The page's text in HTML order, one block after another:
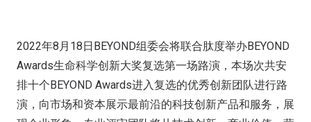
2022年8月18日BEYOND组委会将联合肽度举办BEYOND
Awards生命科学创新大奖复选第一场路演，本场次共安
排十个BEYOND Awards进入复选的优秀创新团队进行路
演，向市场和资本展示最前沿的科技创新产品和服务，展